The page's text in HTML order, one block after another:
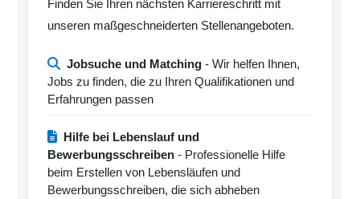
Finden Sie Ihren nächsten Karriereschritt mit
unseren maßgeschneiderten Stellenangeboten.
Jobsuche und Matching - Wir helfen Ihnen,
Jobs zu finden, die zu Ihren Qualifikationen und
Erfahrungen passen
Hilfe bei Lebenslauf und
Bewerbungsschreiben - Professionelle Hilfe
beim Erstellen von Lebensläufen und
Bewerbungsschreiben, die sich abheben